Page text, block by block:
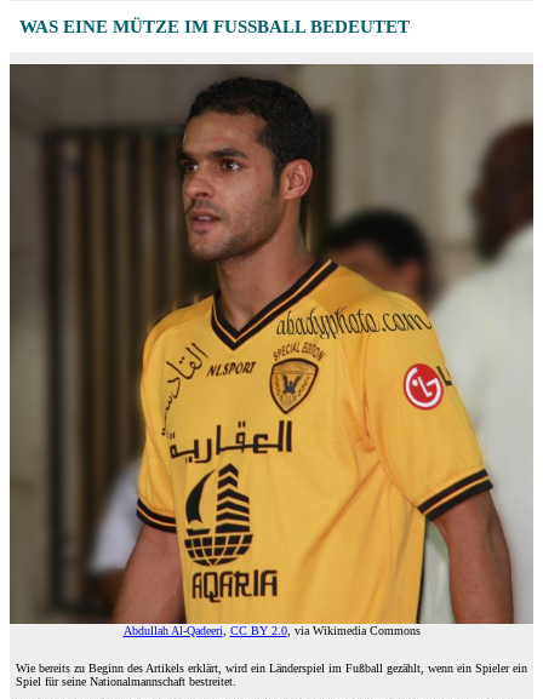
WAS EINE MÜTZE IM FUSSBALL BEDEUTET
Abdullah Al-Qadeeri, CC BY 2.0, via Wikimedia Commons
Wie bereits zu Beginn des Artikels erklärt, wird ein Länderspiel im Fußball gezählt, wenn ein Spieler ein
Spiel für seine Nationalmannschaft bestreitet.